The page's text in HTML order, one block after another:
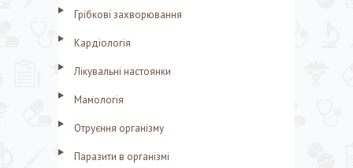
Грібкові захворювання
Кардіологія
Лікувальні настоянки
Мамологія
Отруєння організму
Паразити в організмі